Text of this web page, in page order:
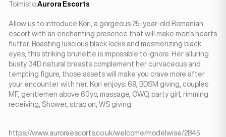
Toimisto:Aurora Escorts
Allow us to introduce Kori, a gorgeous 25-year-old Romanian
escort with an enchanting presence that will make men's hearts
flutter. Boasting luscious black locks and mesmerizing black
eyes, this striking brunette is impossible to ignore. Her alluring
busty 34D natural breasts complement her curvaceous and
tempting figure, those assets will make you crave more after
your encounter with her. Kori enjoys: 69, BDSM giving, couples
MF, gentlemen above 60yo, massage, OWO, party girl, rimming
receiving, Shower, strap on, WS giving.
https://www.auroraescorts.co.uk/welcome/modelwise/2845